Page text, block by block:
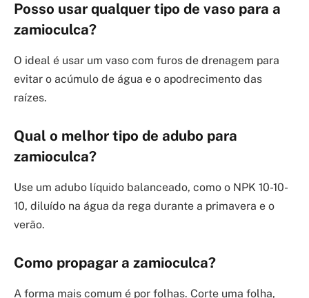
Posso usar qualquer tipo de vaso para a
zamioculca?
O ideal é usar um vaso com furos de drenagem para
evitar o acúmulo de água e o apodrecimento das
raízes.
Qual o melhor tipo de adubo para
zamioculca?
Use um adubo líquido balanceado, como o NPK 10-10-
10, diluído na água da rega durante a primavera e o
verão.
Como propagar a zamioculca?
A forma mais comum é por folhas. Corte uma folha,